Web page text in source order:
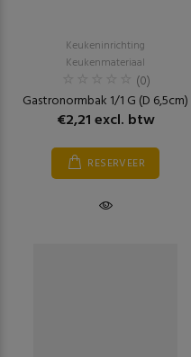
Keukeninrichting
Keukenmateriaal
(0)
Gastronormbak 1/1 G (D 6,5cm)
€2,21 excl. btw
RESERVEER